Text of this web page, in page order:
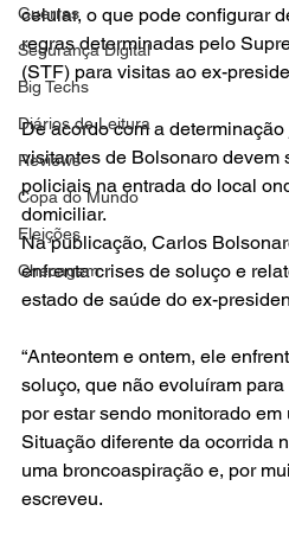
Guerras
Segurança Digital
Big Techs
Diários de Leitura
Reviews
Copa do Mundo
Eleições
Checagem
celular, o que pode configurar
regras determinadas pelo
(STF) para visitas ao ex-
De acordo com a
visitantes de Bolsonaro devem
policiais na entrada do local
domiciliar.
Na publicação, Carlos
enfrenta crises de soluço e
estado de saúde do ex-
“Anteontem e ontem, ele
soluço, que não evoluíram
por estar sendo monitorado
Situação diferente da ocorrida
uma broncoaspiração e, por
escreveu.